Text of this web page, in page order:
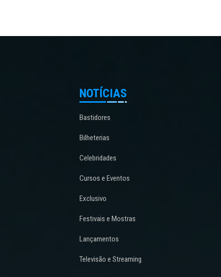
NOTÍCIAS
Bastidores
Bilheterias
Celebridades
Cursos e Eventos
Exclusivo
Festivais e Mostras
Lançamentos
Televisão e Streaming